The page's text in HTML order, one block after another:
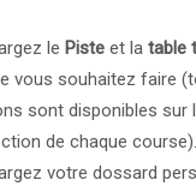
le Piste et la table
vous souhaitez faire
sont disponibles sur
de chaque course).
votre dossard